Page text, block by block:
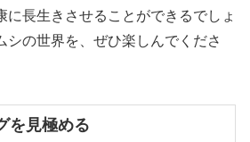
に長生きさせることができるでしょ
シの世界を、ぜひ楽しんでくださ
を見極める